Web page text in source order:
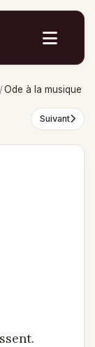
/Ode à la musique
Suivant